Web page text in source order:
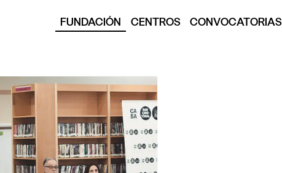
FUNDACIÓN CENTROS CONVOCATORIAS